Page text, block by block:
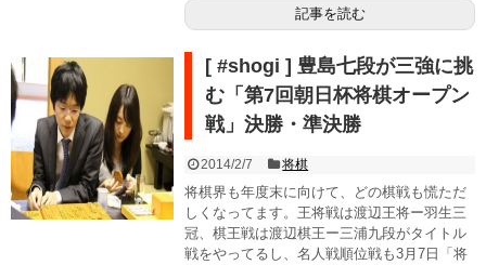
記事を読む
[ #shogi ] 豊島七段が三強に挑
む「第7回朝日杯将棋オープン
戦」決勝・準決勝
2014/2/7 将棋
将棋界も年度末に向けて、どの棋戦も慌ただ
しくなってます。王将戦は渡辺王将ー羽生三
冠、棋王戦は渡辺棋王ー三浦九段がタイトル
戦をやってるし、名人戦順位戦も3月7日「将